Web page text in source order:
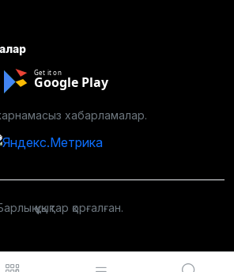
Get it on
Google Play
хабарламалар.
құқықтар қорғалған.